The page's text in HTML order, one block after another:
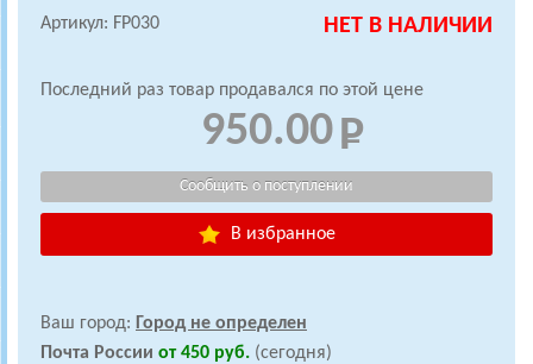
Артикул: FP030 НЕТ В НАЛИЧИИ
Последний раз товар продавался по этой цене
950.00
В избранное
Ваш город: Город не определен
Почта России от 450 руб. (сегодня)